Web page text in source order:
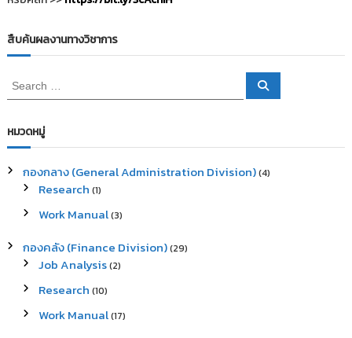
สืบค้นผลงานทางวิชาการ
e
r
c
f
S
หมวดหมู่
กองกลาง (General Administration Division)(4)
Research (1)
Work Manual(3)
กองคลัง (Finance Division)(29)
Job Analysis(2)
Research (10)
Work Manual(17)